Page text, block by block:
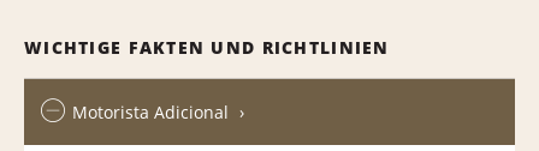
WICHTIGE FAKTEN UND RICHTLINIEN
Motorista Adicional